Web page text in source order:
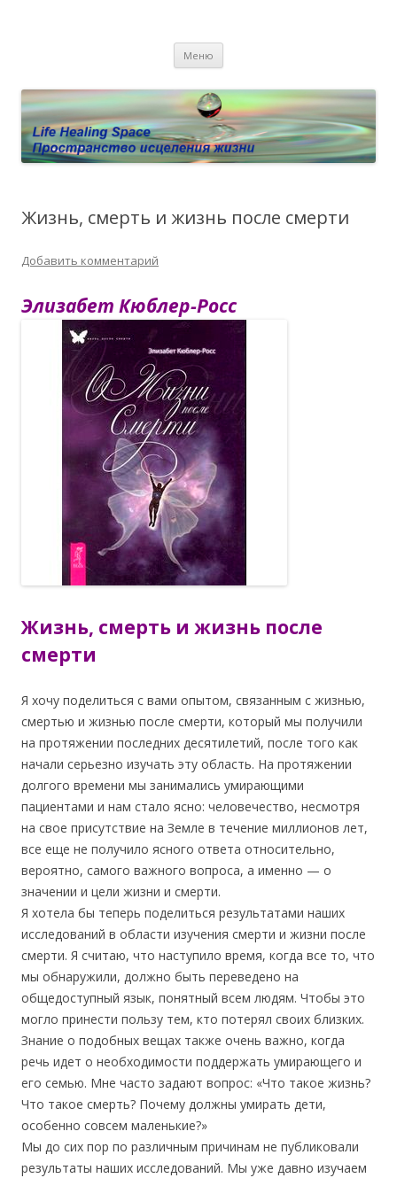
Личный сайт Елены Барымовой
исцелении воспоминанием и ренкарнационике. Услуги.
Меню
Жизнь, смерть и жизнь после смерти
Добавить комментарий
Элизабет Кюблер-Росс
Жизнь, смерть и жизнь после
смерти
Я хочу поделиться с вами опытом, связанным с жизнью,
смертью и жизнью после смерти, который мы получили
на протяжении последних десятилетий, после того как
начали серьезно изучать эту область. На протяжении
долгого времени мы занимались умирающими
пациентами и нам стало ясно: человечество, несмотря
на свое присутствие на Земле в течение миллионов лет,
все еще не получило ясного ответа относительно,
вероятно, самого важного вопроса, а именно — о
значении и цели жизни и смерти.
Я хотела бы теперь поделиться результатами наших
исследований в области изучения смерти и жизни после
смерти. Я считаю, что наступило время, когда все то, что
мы обнаружили, должно быть переведено на
общедоступный язык, понятный всем людям. Чтобы это
могло принести пользу тем, кто потерял своих близких.
Знание о подобных вещах также очень важно, когда
речь идет о необходимости поддержать умирающего и
его семью. Мне часто задают вопрос: «Что такое жизнь?
Что такое смерть? Почему должны умирать дети,
особенно совсем маленькие?»
Мы до сих пор по различным причинам не публиковали
результаты наших исследований. Мы уже давно изучаем